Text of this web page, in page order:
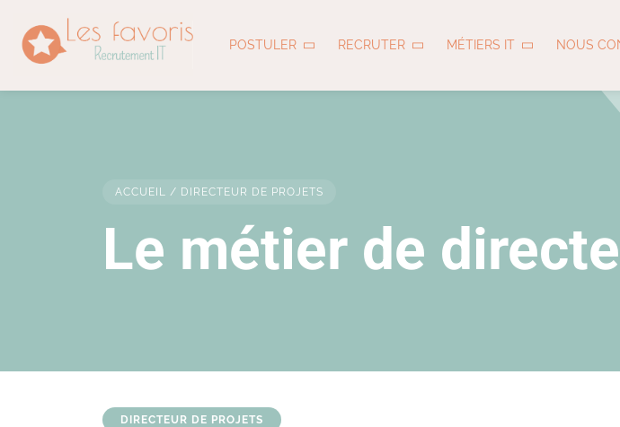
POSTULER RECRUTER MÉTIERS IT NOUS
ACCUEIL / DIRECTEUR DE PROJETS
Le métier de
DIRECTEUR DE PROJETS